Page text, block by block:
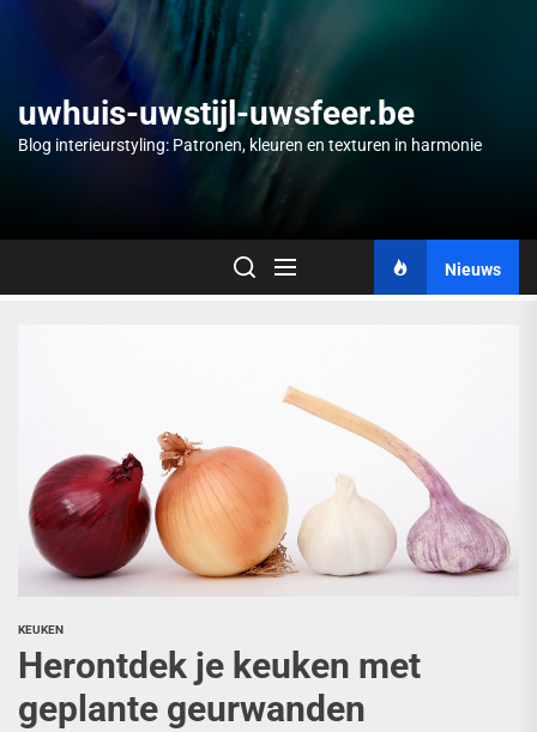
uwhuis-uwstijl-uwsfeer.be
Blog interieurstyling: Patronen, kleuren en texturen in harmonie
Nieuws
KEUKEN
Herontdek je keuken met
geplante geurwanden